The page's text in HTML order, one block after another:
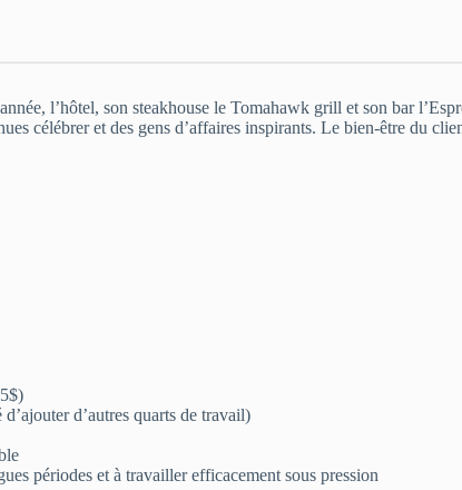
l’hôtel, son steakhouse le Tomahawk grill et son bar
célébrer et des gens d’affaires inspirants. Le bien-être du
d’autres quarts de travail)
périodes et à travailler efficacement sous pression